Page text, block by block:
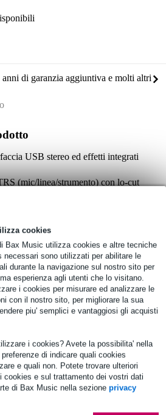
cookies
Bax Music utilizza cookies e altre tecniche
necessari sono utilizzati per abilitare le
durante la navigazione sul nostro sito per
esperienza agli utenti che lo visitano.
i cookies per misurare ed analizzare le
con il nostro sito, per migliorare la sua
piu' semplici e vantaggiosi gli acquisti
i cookies? Avete la possibilita' nella
di indicare quali cookies
e quali non. Potete trovare ulteriori
cookies e sul trattamento dei vostri dati
di Bax Music nella sezione privacy
anni di garanzia aggiuntiva e molti altri
USB stereo ed effetti integrati
(mic/linea/strumento) con lo-cut
(PFL commutabile)
V sui canali da 1 a 4 (commutabile;
3 e 4)